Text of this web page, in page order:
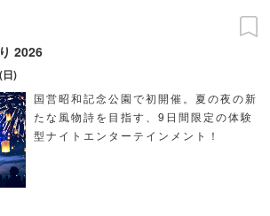
2026
)
国営昭和記念公園で初開催。夏の夜の新
たな風物詩を目指す、9日間限定の体験
型ナイトエンターテインメント！